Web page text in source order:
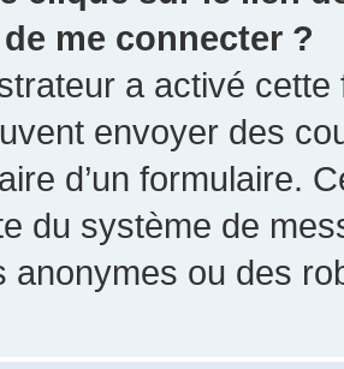
me connecter ?
a activé
envoyer des
d’un formulaire.
du système de
anonymes ou des